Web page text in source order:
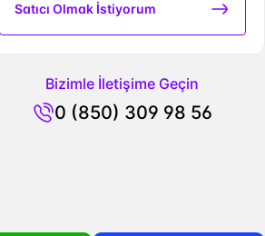
Satıcı Olmak İstiyorum
Bizimle İletişime Geçin
0 (850) 309 98 56